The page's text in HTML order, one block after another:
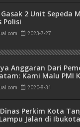
2 Unit Sepeda
Polisi
2023-7-27
Anggaran Dari
Kami Malu PMI
Tutup2020-8-31
Perkim Kota
Jalan di